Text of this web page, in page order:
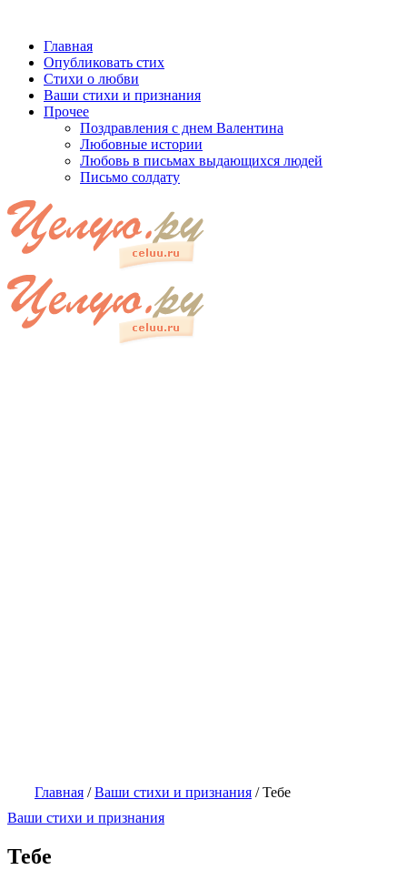
Главная
Опубликовать стих
Стихи о любви
Ваши стихи и признания
Прочее
Поздравления с днем Валентина
Любовные истории
Любовь в письмах выдающихся людей
Письмо солдату
Главная /Ваши стихи и признания /Тебе
Ваши стихи и признания
Тебе